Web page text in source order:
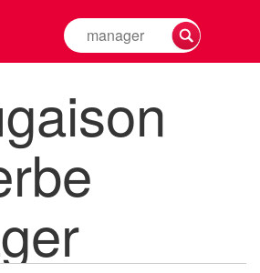
Rechercher
la
d'un
verbe